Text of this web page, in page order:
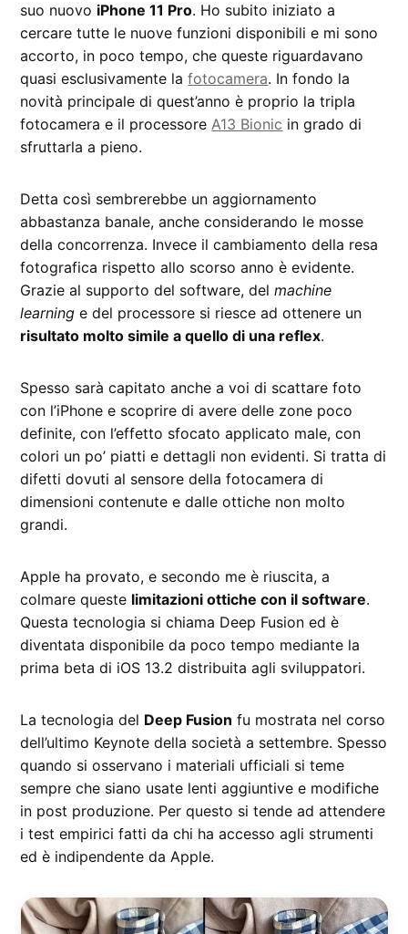
suo nuovo iPhone 11 Pro. Ho subito iniziato a
cercare tutte le nuove funzioni disponibili e mi sono
accorto, in poco tempo, che queste riguardavano
quasi esclusivamente lafotocamera. In fondo la
novità principale di quest’anno è proprio la tripla
fotocamera e il processoreA13 Bionic in grado di
sfruttarla a pieno.
Detta così sembrerebbe un aggiornamento
abbastanza banale, anche considerando le mosse
della concorrenza. Invece il cambiamento della resa
fotografica rispetto allo scorso anno è evidente.
Grazie al supporto del software, delmachine
learning e del processore si riesce ad ottenere un
risultato molto simile a quello di una reflex.
Spesso sarà capitato anche a voi di scattare foto
con l’iPhone e scoprire di avere delle zone poco
definite, con l’effetto sfocato applicato male, con
colori un po’ piatti e dettagli non evidenti. Si tratta di
difetti dovuti al sensore della fotocamera di
dimensioni contenute e dalle ottiche non molto
grandi.
Apple ha provato, e secondo me è riuscita, a
colmare queste limitazioni ottiche con il software.
Questa tecnologia si chiama Deep Fusion ed è
diventata disponibile da poco tempo mediante la
prima beta di iOS 13.2 distribuita agli sviluppatori.
La tecnologia del Deep Fusion fu mostrata nel corso
dell’ultimo Keynote della società a settembre. Spesso
quando si osservano i materiali ufficiali si teme
sempre che siano usate lenti aggiuntive e modifiche
in post produzione. Per questo si tende ad attendere
i test empirici fatti da chi ha accesso agli strumenti
ed è indipendente da Apple.